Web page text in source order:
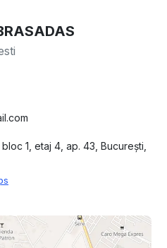
1, etaj 4, ap. 43, București,